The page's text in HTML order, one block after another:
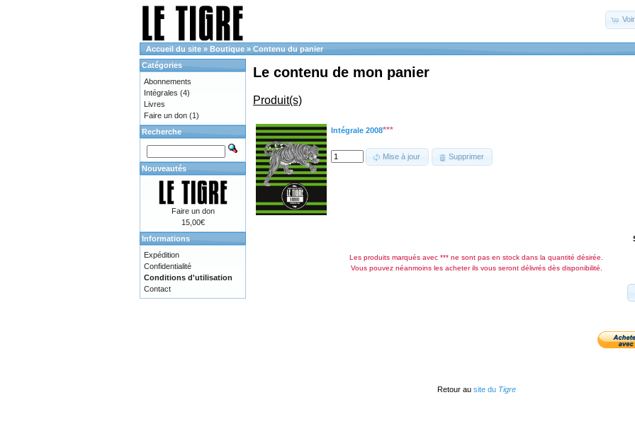
Accueil du site » Boutique » Contenu du panier
Le contenu de mon panier
Produit(s)
Intégrale 2008***
Mise à jour Supprimer
Les produits marqués avec *** ne sont pas en stock dans la quantité désirée.
Vous pouvez néanmoins les acheter ils vous seront délivrés dès disponibilité.
Catégories
Abonnements
Intégrales (4)
Livres
Faire un don (1)
Recherche
Nouveautés
Faire un don
15,00€
Informations
Expédition
Confidentialité
Conditions d'utilisation
Contact
Retour au site du Tigre